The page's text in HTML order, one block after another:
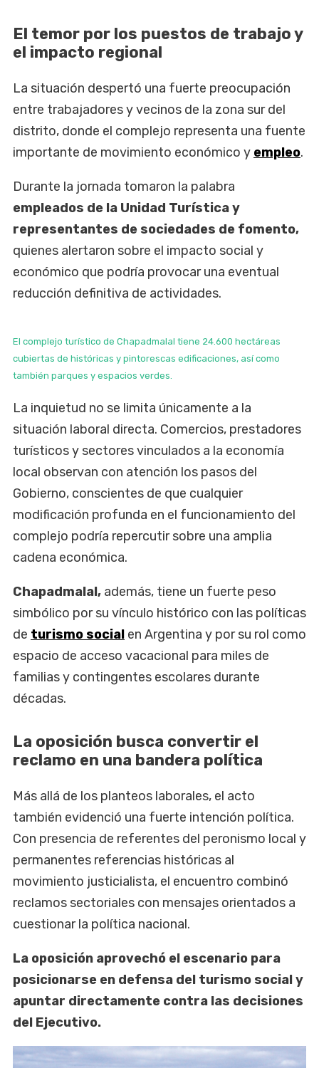
El temor por los puestos de trabajo y
el impacto regional
La situación despertó una fuerte preocupación
entre trabajadores y vecinos de la zona sur del
distrito, donde el complejo representa una fuente
importante de movimiento económico y empleo.
Durante la jornada tomaron la palabra
empleados de la Unidad Turística y
representantes de sociedades de fomento,
quienes alertaron sobre el impacto social y
económico que podría provocar una eventual
reducción definitiva de actividades.
El complejo turístico de Chapadmalal tiene 24.600 hectáreas
cubiertas de históricas y pintorescas edificaciones, así como
también parques y espacios verdes.
La inquietud no se limita únicamente a la
situación laboral directa. Comercios, prestadores
turísticos y sectores vinculados a la economía
local observan con atención los pasos del
Gobierno, conscientes de que cualquier
modificación profunda en el funcionamiento del
complejo podría repercutir sobre una amplia
cadena económica.
Chapadmalal, además, tiene un fuerte peso
simbólico por su vínculo histórico con las políticas
de turismo social en Argentina y por su rol como
espacio de acceso vacacional para miles de
familias y contingentes escolares durante
décadas.
La oposición busca convertir el
reclamo en una bandera política
Más allá de los planteos laborales, el acto
también evidenció una fuerte intención política.
Con presencia de referentes del peronismo local y
permanentes referencias históricas al
movimiento justicialista, el encuentro combinó
reclamos sectoriales con mensajes orientados a
cuestionar la política nacional.
La oposición aprovechó el escenario para
posicionarse en defensa del turismo social y
apuntar directamente contra las decisiones
del Ejecutivo.